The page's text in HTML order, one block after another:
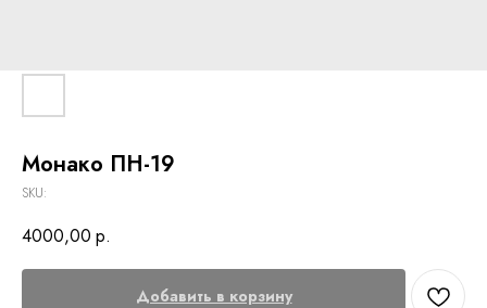
Монако ПН-19
SKU:
4000,00 р.
Добавить в корзину